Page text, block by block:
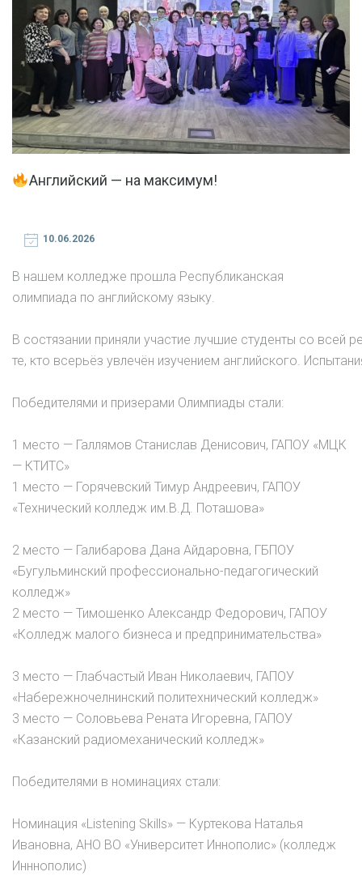
Английский — на максимум!
10.06.2026
В нашем колледже прошла Республиканская
олимпиада по английскому языку.
В состязании приняли участие лучшие студенты со всей
те, кто всерьёз увлечён изучением английского.
Победителями и призерами Олимпиады стали:
1 место — Галлямов Станислав Денисович, ГАПОУ «МЦК
— КТИТС»
1 место — Горячевский Тимур Андреевич, ГАПОУ
«Технический колледж им.В.Д. Поташова»
2 место — Галибарова Дана Айдаровна, ГБПОУ
«Бугульминский профессионально-педагогический
колледж»
2 место — Тимошенко Александр Федорович, ГАПОУ
«Колледж малого бизнеса и предпринимательства»
3 место — Глабчастый Иван Николаевич, ГАПОУ
«Набережночелнинский политехнический колледж»
3 место — Соловьева Рената Игоревна, ГАПОУ
«Казанский радиомеханический колледж»
Победителями в номинациях стали:
Номинация «Listening Skills» — Куртекова Наталья
Ивановна, АНО ВО «Университет Иннополис» (колледж
Инннополис)